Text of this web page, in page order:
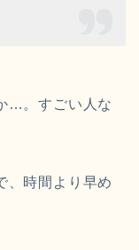
…。すごい人な
、時間より早め